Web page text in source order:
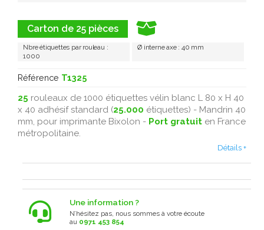
Carton de 25 pièces
Nbre étiquettes par rouleau :
1000
Ø interne axe : 40 mm
Référence T1325
25 rouleaux de 1000 étiquettes vélin blanc L 80 x H 40
x 40 adhésif standard (25.000 étiquettes) - Mandrin 40
mm, pour imprimante Bixolon - Port gratuit en France
métropolitaine .
Détails +
Une information ?
N’hésitez pas, nous sommes à votre écoute
au 0971 453 854